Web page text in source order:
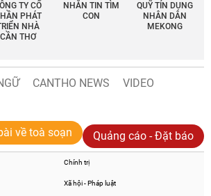
TY CỔ
PHÁT
NHÀ
CẦN THƠ
NHẮN TIN TÌM
CON
QUỸ TÍN DỤNG
NHÂN DÂN
MEKONG
CANTHO NEWS
VIDEO
về toà soạn Quảng cáo - Đặt báo
Chính trị
Xã hội - Pháp luật